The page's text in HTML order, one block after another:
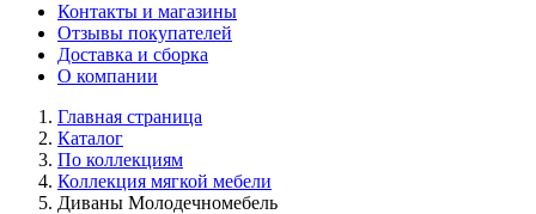
Контакты и магазины
Отзывы покупателей
Доставка и сборка
О компании
Главная страница
Каталог
По коллекциям
Коллекция мягкой мебели
Диваны Молодечномебель